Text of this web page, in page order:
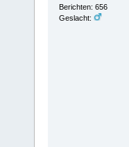
Berichten: 656
Geslacht: